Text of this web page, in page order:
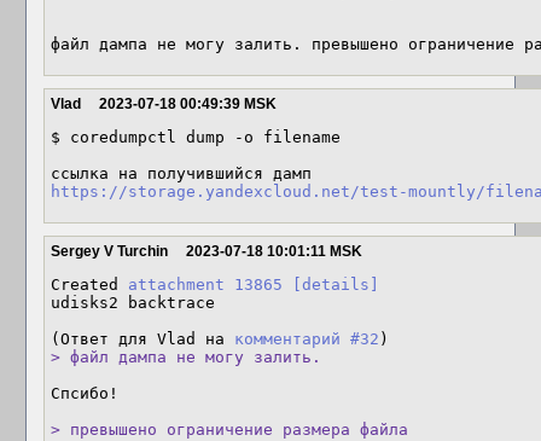
файл дампа не могу залить. превышено ограничение
Vlad 2023-07-18 00:49:39 MSK
$ coredumpctl dump -o filename
https://storage.yandexcloud.net/test-mountly/
Sergey V Turchin 2023-07-18 10:01:11 MSK
Created attachment 13865
[details]
udisks2 backtrace
(Ответ для Vlad на комментарий #32
> файл дампа не могу залить.
Спсибо!
> превышено ограничение размера файла